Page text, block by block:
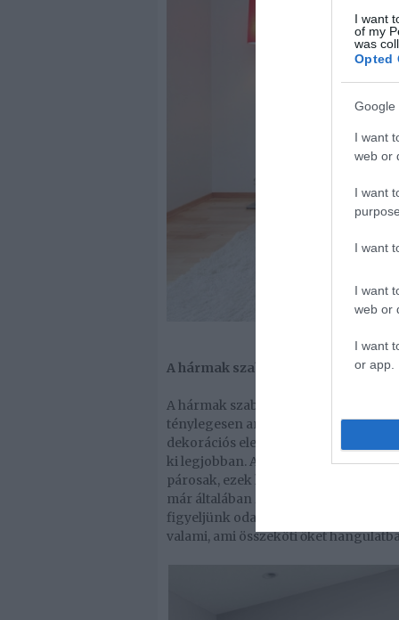
I want
of my
was
Opted
Google
I want
web or
I want
I want
I want
web or
I want
or app.
A hármak szabálya
A hármak szabályát a berendezés és
ténylegesen arra kerül a sor, mit
dekorációs elemeink, dísztárgyaink
ki legjobban. A páratlan számok
párosak, ezek közül viszont az 1 túl
már általában zsúfoltságérzetet kelt.
figyeljünk oda, hogy valamennyire
valami, ami összeköti őket